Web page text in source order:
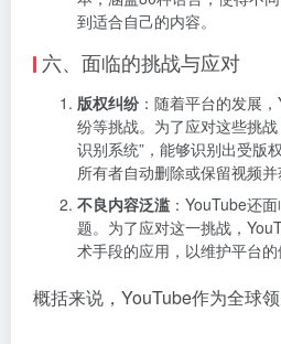
到适合自己的内容。
六、面临的挑战与应对
版权纠纷 ：随着平台的发展
纷等挑战。为了应对这些挑
识别系统”，能够识别出受版
所有者自动删除或保留视频并
不良内容泛滥 ：YouTube还
题。为了应对这一挑战，
术手段的应用，以维护平台的
概括来说，YouTube作为全球